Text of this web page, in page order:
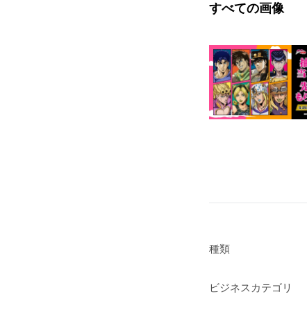
すべての画像
種類
ビジネスカテゴリ